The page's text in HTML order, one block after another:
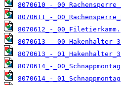
8070610_-
8070611_-
8070612_-
8070613_-
8070613_-
8070614_-
8070614_-